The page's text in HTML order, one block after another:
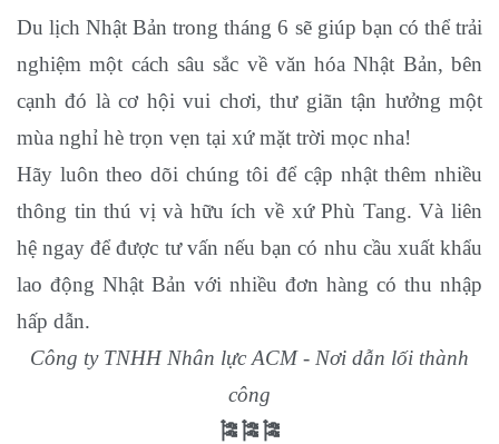
Du lịch Nhật Bản trong tháng 6 sẽ giúp bạn có thể trải
nghiệm một cách sâu sắc về văn hóa Nhật Bản, bên
cạnh đó là cơ hội vui chơi, thư giãn tận hưởng một
mùa nghỉ hè trọn vẹn tại xứ mặt trời mọc nha!
Hãy luôn theo dõi chúng tôi để cập nhật thêm nhiều
thông tin thú vị và hữu ích về xứ Phù Tang. Và liên
hệ ngay để được tư vấn nếu bạn có nhu cầu xuất khẩu
lao động Nhật Bản với nhiều đơn hàng có thu nhập
hấp dẫn.
Công ty TNHH Nhân lực ACM - Nơi dẫn lối thành
công
🎏🎏🎏